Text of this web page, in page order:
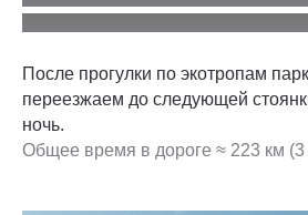
После прогулки по экотропам
переезжаем до следующей
ночь.
Общее время в дороге ≈ 223 км